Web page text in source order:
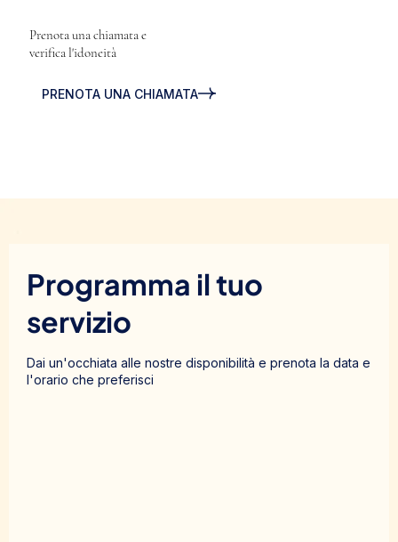
Prenota una chiamata e
verifica l'idoneità
PRENOTA UNA CHIAMATA
Programma il tuo
servizio
Dai un'occhiata alle nostre disponibilità e prenota la data e
l'orario che preferisci